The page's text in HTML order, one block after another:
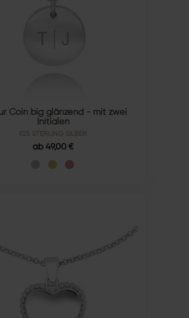
Coin big glänzend - mit zwei
Initialen
925 STERLING SILBER
ab 49,00 €